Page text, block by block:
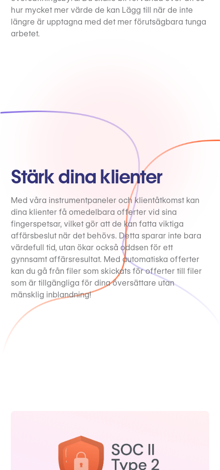
hur mycket mer värde de kan Lägg till när de inte
längre är upptagna med det mer förutsägbara tunga
arbetet.
Stärk dina klienter
Med våra instrumentpaneler och klientåtkomst kan
dina klienter få omedelbara offerter vid sina
fingerspetsar, vilket gör att de kan fatta viktiga
affärsbeslut när det behövs. Detta sparar inte bara
värdefull tid, utan ökar också oddsen för ett
gynnsamt affärsresultat. Med automatiska offerter
kan du gå från filer som skickats för offerter till filer
som är tillgängliga för dina översättare utan
mänsklig inblandning!